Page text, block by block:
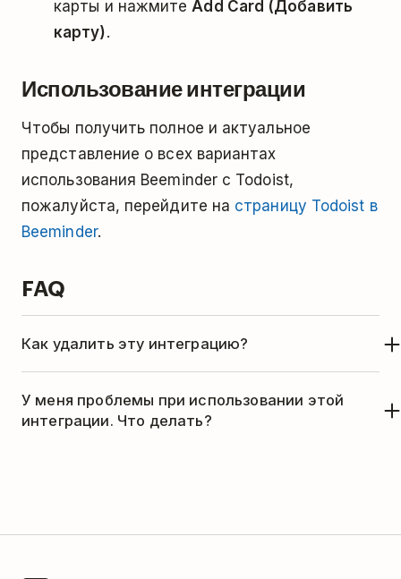
карты и нажмитеAdd Card (Добавить
карту).
Использование интеграции
Чтобы получить полное и актуальное
представление о всех вариантах
использования Beeminder с Todoist,
пожалуйста, перейдите на страницу Todoist в
Beeminder.
FAQ
Как удалить эту интеграцию?
Todoist с Beeminder, вы можете удалить
иконку в видепчелы.
У меня проблемы при использовании этой
интеграции. Что делать?
Beeminder: support@beeminder.com.